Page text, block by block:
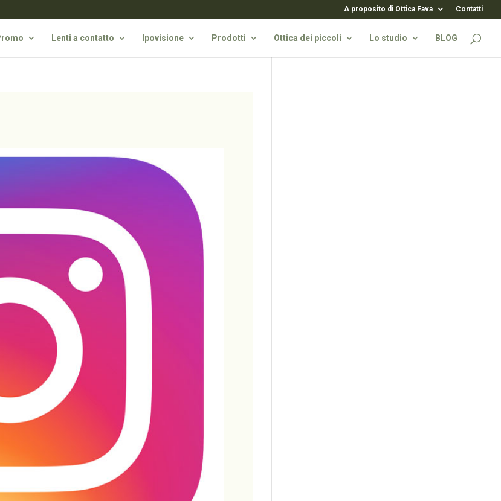
A proposito di Ottica Fava Contatti
Lenti a contatto Ipovisione Prodotti Ottica dei piccoli Lo studio BLOG